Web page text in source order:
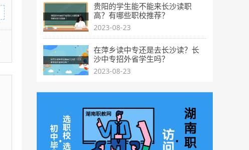
贵阳的学生能不能来长沙读职
高？有哪些职校推荐？
2023-08-23
在萍乡读中专还是去长沙读？长
沙中专招外省学生吗？
2023-08-23